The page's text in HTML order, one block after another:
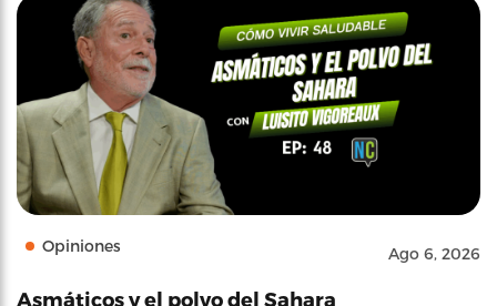
Opiniones Ago 6, 2026
Asmáticos y el polvo del Sahara